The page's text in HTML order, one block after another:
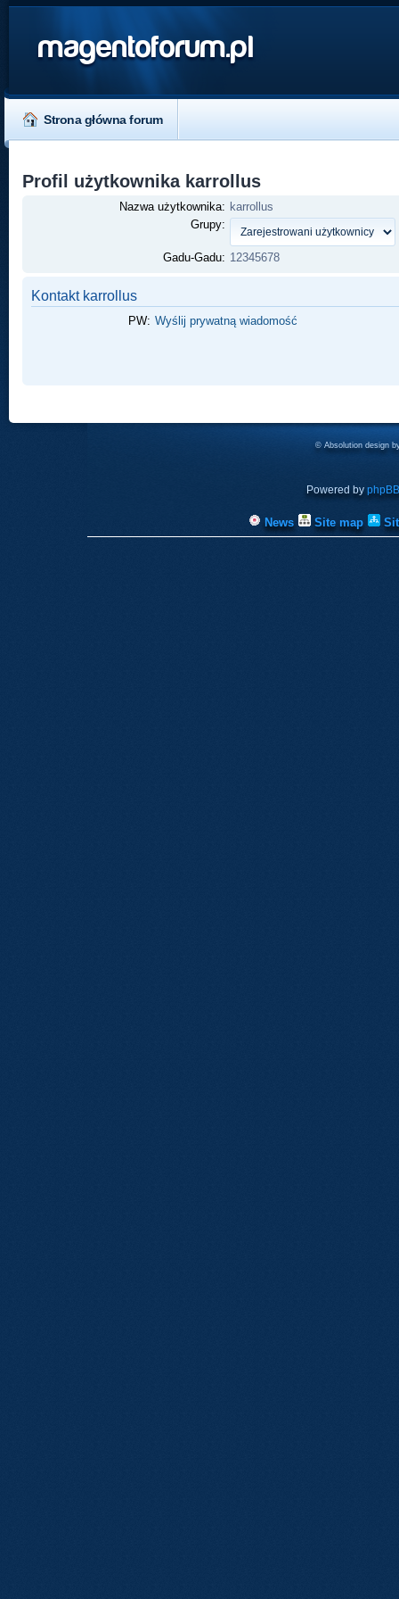
magentoforum.pl
Strona główna forum
Profil użytkownika karrollus
Nazwa użytkownika: karrollus
Grupy:
Gadu-Gadu: 12345678
Kontakt karrollus
PW: Wyślij prywatną wiadomość
© Absolution design
Powered by phpBB
News Site map